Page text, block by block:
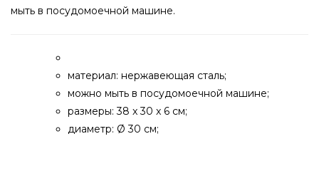
мыть в посудомоечной машине.
материал: нержавеющая сталь;
можно мыть в посудомоечной машине;
размеры: 38 x 30 x 6 см;
диаметр: Ø 30 см;